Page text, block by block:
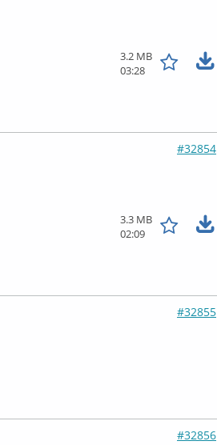
3.2 MB
03:28
#32854
3.3 MB
02:09
#32855
#32856